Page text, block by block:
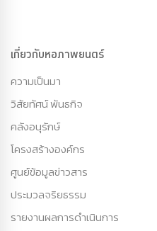
เกี่ยวกับหอภาพยนตร์
ความเป็นมา
วิสัยทัศน์ พันธกิจ
คลังอนุรักษ์
โครงสร้างองค์กร
ศูนย์ข้อมูลข่าวสาร
ประมวลจริยธรรม
รายงานผลการดำเนินการ